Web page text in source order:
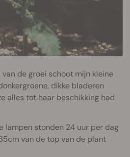
de groei schoot mijn kleine
dikke bladeren
alles tot haar beschikking had
lampen stonden 24 uur per dag
van de top van de plant